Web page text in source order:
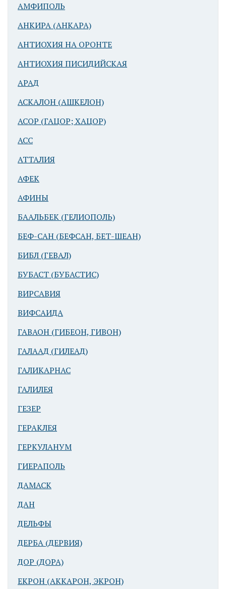
Баальбек
Выход из
двора на
форум
Баальбек
Выход из
гексагонального
форум
Баальбек
(Гелиополь).
храма
Юпитера
Баальбек
Жертвенник
храма
АМФИПОЛЬ
АНКИРА (АНКАРА)
АНТИОХИЯ НА ОРОНТЕ
АНТИОХИЯ ПИСИДИЙСКАЯ
АРАД
АСКАЛОН (АШКЕЛОН)
АСОР (ГАЦОР; ХАЦОР)
АСС
АТТАЛИЯ
АФЕК
АФИНЫ
БААЛЬБЕК (ГЕЛИОПОЛЬ)
БЕФ-САН (БЕФСАН, БЕТ-ШЕАН)
БИБЛ (ГЕВАЛ)
БУБАСТ (БУБАСТИС)
ВИРСАВИЯ
ВИФСАИДА
ГАВАОН (ГИБЕОН, ГИВОН)
ГАЛААД (ГИЛЕАД)
ГАЛИКАРНАС
ГАЛИЛЕЯ
ГЕЗЕР
ГЕРАКЛЕЯ
ГЕРКУЛАНУМ
ГИЕРАПОЛЬ
ДАМАСК
ДАН
ДЕЛЬФЫ
ДЕРБА (ДЕРВИЯ)
ДОР (ДОРА)
ЕКРОН (АККАРОН, ЭКРОН)